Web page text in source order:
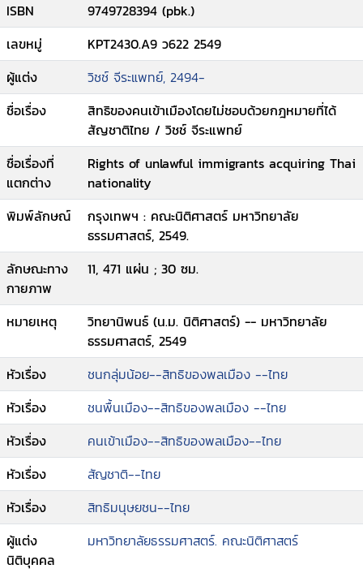
ISBN
9749728394 (pbk.)
เลขหมู่
KPT2430.A9 ว622 2549
ผู้แต่ง
วิชช์ จีระแพทย์, 2494-
ชื่อเรื่อง
สิทธิของคนเข้าเมืองโดยไม่ชอบด้วยกฎหมายที่ได้
สัญชาติไทย / วิชช์ จีระแพทย์
ชื่อเรื่องที่
แตกต่าง
Rights of unlawful immigrants acquiring Thai
nationality
พิมพ์ลักษณ์
กรุงเทพฯ : คณะนิติศาสตร์ มหาวิทยาลัย
ธรรมศาสตร์, 2549.
ลักษณะทาง
กายภาพ
11, 471 แผ่น ; 30 ซม.
หมายเหตุ
วิทยานิพนธ์ (น.ม. นิติศาสตร์) -- มหาวิทยาลัย
ธรรมศาสตร์, 2549
หัวเรื่อง
ชนกลุ่มน้อย--สิทธิของพลเมือง --ไทย
หัวเรื่อง
ชนพื้นเมือง--สิทธิของพลเมือง --ไทย
หัวเรื่อง
คนเข้าเมือง--สิทธิของพลเมือง--ไทย
หัวเรื่อง
สัญชาติ--ไทย
หัวเรื่อง
สิทธิมนุษยชน--ไทย
ผู้แต่ง
นิติบุคคล
มหาวิทยาลัยธรรมศาสตร์. คณะนิติศาสตร์